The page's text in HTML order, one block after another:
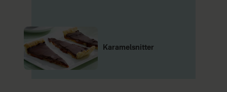
Karamelsnitter